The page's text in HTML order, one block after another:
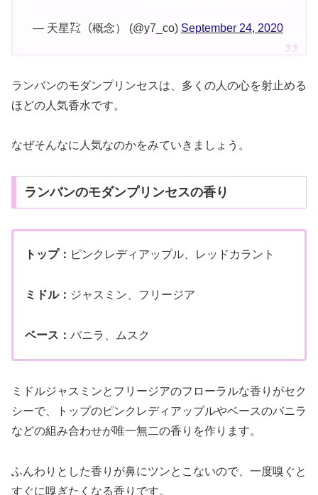
— 天星㌠（概念） (@y7_co) September 24, 2020
ランバンのモダンプリンセスは、多くの人の心を射止める
ほどの人気香水です。
なぜそんなに人気なのかをみていきましょう。
ランバンのモダンプリンセスの香り
トップ： ピンクレディアップル、レッドカラント
ミドル： ジャスミン、フリージア
ベース： バニラ、ムスク
ミドルジャスミンとフリージアのフローラルな香りがセク
シーで、トップのピンクレディアップルやベースのバニラ
などの組み合わせが唯一無二の香りを作ります。
ふんわりとした香りが鼻にツンとこないので、一度嗅ぐと
すぐに嗅ぎたくなる香りです。